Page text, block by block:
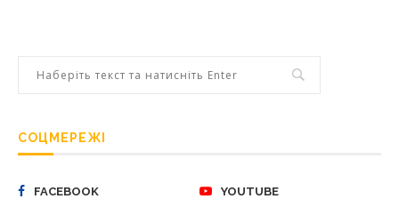
СОЦМЕРЕЖІ
FACEBOOK YOUTUBE